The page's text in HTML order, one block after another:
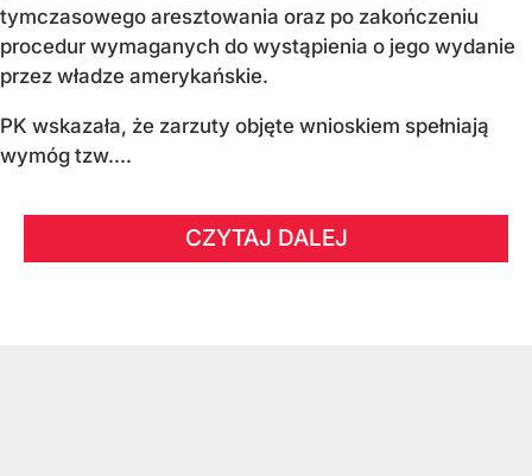
tymczasowego aresztowania oraz po zakończeniu
procedur wymaganych do wystąpienia o jego wydanie
przez władze amerykańskie.
PK wskazała, że zarzuty objęte wnioskiem spełniają
wymóg tzw....
CZYTAJ DALEJ